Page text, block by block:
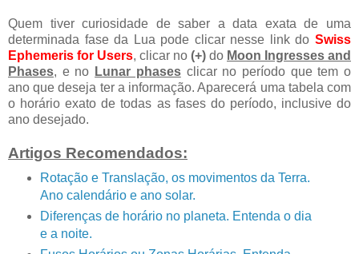
Quem tiver curiosidade de saber a data exata de uma
determinada fase da Lua pode clicar nesse link do Swiss
Ephemeris for Users, clicar no (+) do Moon Ingresses and
Phases, e no Lunar phasesclicar no período que tem o
ano que deseja ter a informação. Aparecerá uma tabela com
o horário exato de todas as fases do período, inclusive do
ano desejado.
Artigos Recomendados:
Rotação e Translação, os movimentos da Terra.
Ano calendário e ano solar.
Diferenças de horário no planeta. Entenda o dia
e a noite.